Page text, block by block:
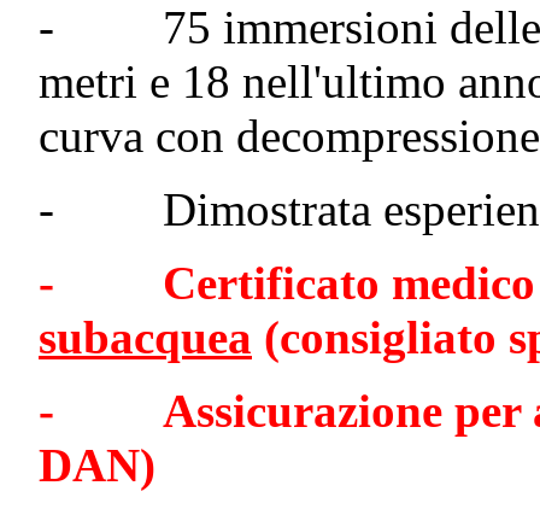
- 75 immersioni delle
metri e 18 nell'ultimo
curva con decompressione
- Dimostrata
- Certificato
subacquea (consigliato
- Assicurazione per
DAN)